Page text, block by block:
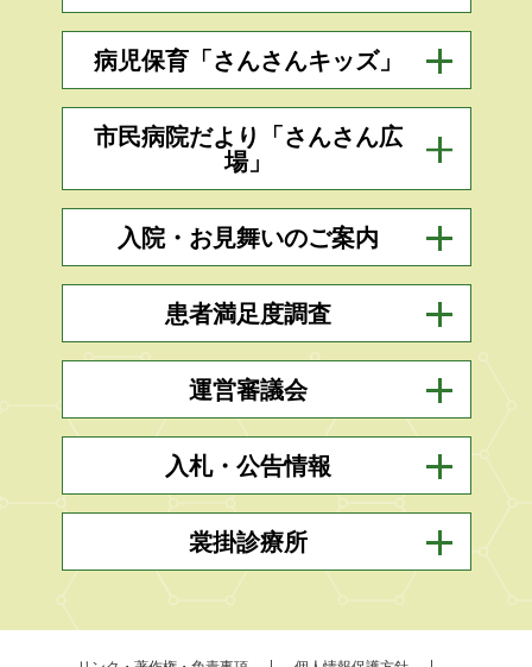
病児保育「さんさんキッズ」
市民病院だより「さんさん広
場」
入院・お見舞いのご案内
患者満足度調査
運営審議会
入札・公告情報
裳掛診療所